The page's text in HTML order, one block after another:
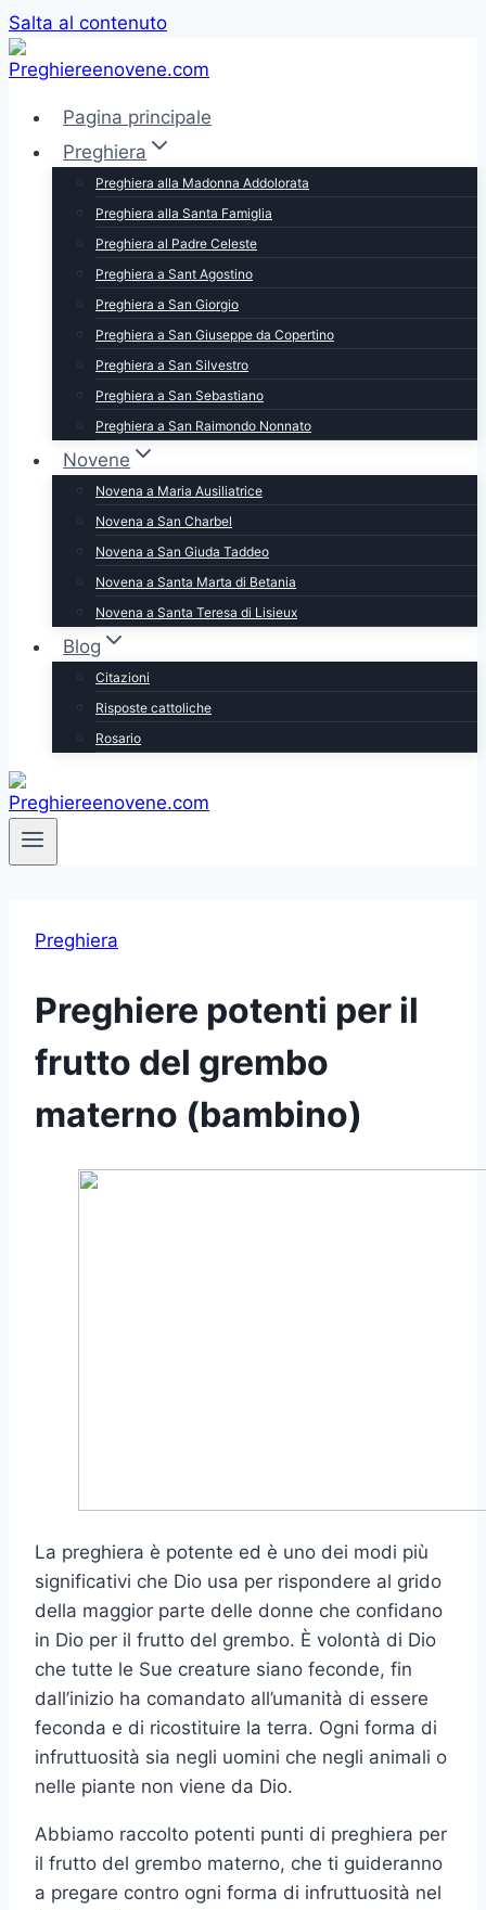
Salta al contenuto
Pagina principale
Preghiera
Preghiera alla Madonna Addolorata
Preghiera alla Santa Famiglia
Preghiera al Padre Celeste
Preghiera a Sant Agostino
Preghiera a San Giorgio
Preghiera a San Giuseppe da Copertino
Preghiera a San Silvestro
Preghiera a San Sebastiano
Preghiera a San Raimondo Nonnato
Novene
Novena a Maria Ausiliatrice
Novena a San Charbel
Novena a San Giuda Taddeo
Novena a Santa Marta di Betania
Novena a Santa Teresa di Lisieux
Blog
Citazioni
Risposte cattoliche
Rosario
Preghiera
Preghiere potenti per il
frutto del grembo
materno (bambino)
La preghiera è potente ed è uno dei modi più
significativi che Dio usa per rispondere al grido
della maggior parte delle donne che confidano
in Dio per il frutto del grembo. È volontà di Dio
che tutte le Sue creature siano feconde, fin
dall’inizio ha comandato all’umanità di essere
feconda e di ricostituire la terra. Ogni forma di
infruttuosità sia negli uomini che negli animali o
nelle piante non viene da Dio.
Abbiamo raccolto potenti punti di preghiera per
il frutto del grembo materno, che ti guideranno
a pregare contro ogni forma di infruttuosità nel